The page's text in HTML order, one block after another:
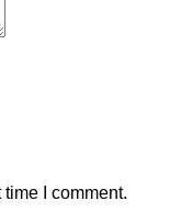
I comment.